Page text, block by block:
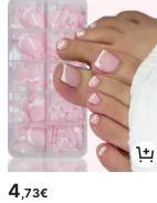
4 ,73€